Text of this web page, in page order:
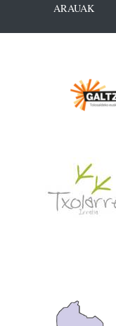
ARAUAK